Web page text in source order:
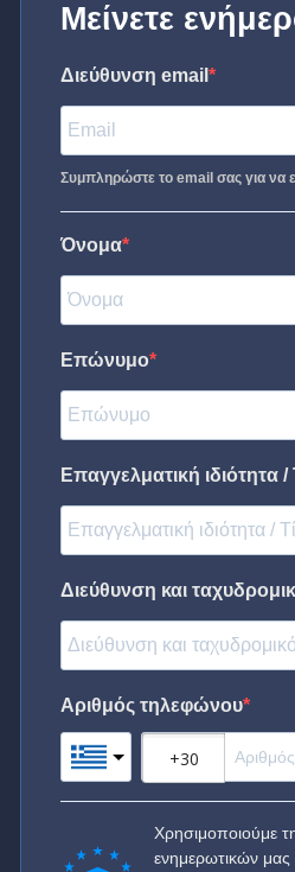
Μείνετε
Διεύθυνση email
Συμπληρώστε το email σας για να
Όνομα
Επώνυμο
Επαγγελματική ιδιότητα /
Διεύθυνση και
Αριθμός τηλεφώνου
Χρησιμοποιούμε
ενημερωτικών